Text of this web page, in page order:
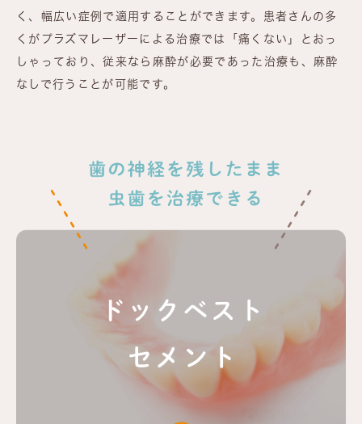
く、幅広い症例で適用することができます。患者さんの多
くがプラズマレーザーによる治療では「痛くない」とおっ
しゃっており、従来なら麻酔が必要であった治療も、麻酔
なしで行うことが可能です。